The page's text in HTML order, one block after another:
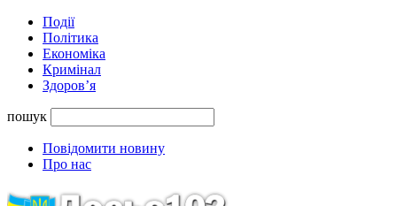
Події
Політика
Економіка
Кримінал
Здоров’я
пошук
Повідомити новину
Про нас